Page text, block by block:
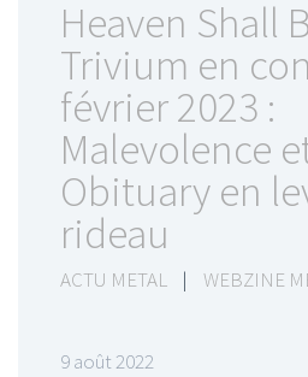
Heaven Shall
Trivium en
février 2023 :
Malevolence
Obituary en
rideau
ACTU METAL | WEBZINE
9 août 2022